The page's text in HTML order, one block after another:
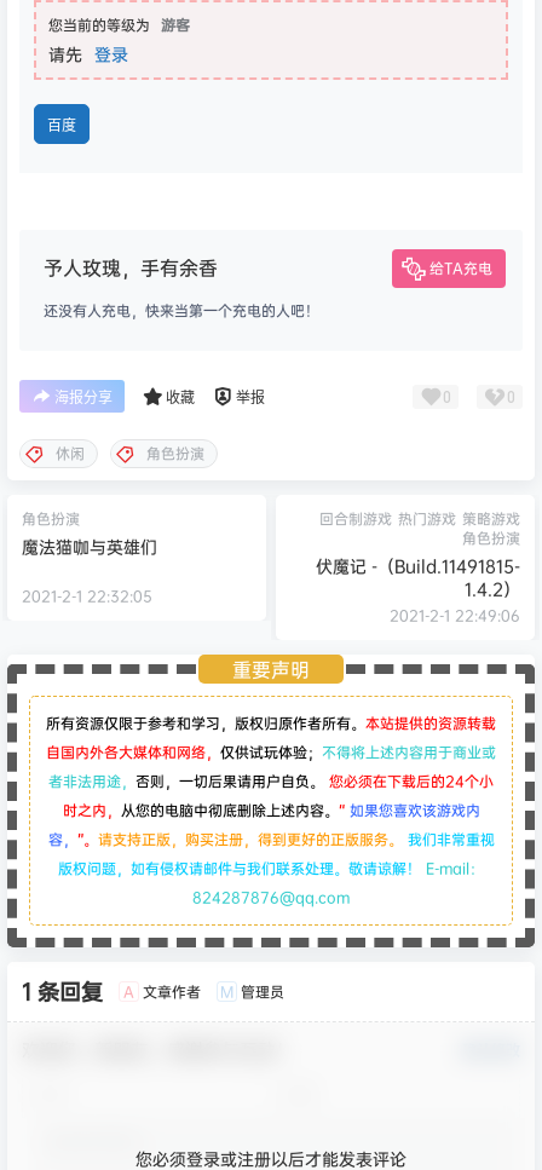
您当前的等级为 游客
请先 登录
百度
予人玫瑰，手有余香 给TA充电
还没有人充电，快来当第一个充电的人吧！
海报分享 收藏 举报 0 0
休闲 角色扮演
角色扮演
魔法猫咖与英雄们
2021-2-1 22:32:05
回合制游戏 热门游戏 策略游戏
角色扮演
伏魔记 -（Build.11491815-
1.4.2）
2021-2-1 22:49:06
重要声明
所有资源仅限于参考和学习，版权归原作者所有。 本站提供的资源转载
自国内外各大媒体和网络， 仅供试玩体验； 不得将上述内容用于商业或
者非法用途， 否则，一切后果请用户自负。
您必须在下载后的24个小
时之内， 从您的电脑中彻底删除上述内容。 “如果您喜欢该游戏内
容， ”。 请支持正版，购买注册，得到更好的正版服务。 我们非常重视
版权问题，如有侵权请邮件与我们联系处理。敬请谅解！ E-mail：
824287876@qq.com
1 条回复 A 文章作者 M 管理员
您必须登录或注册以后才能发表评论